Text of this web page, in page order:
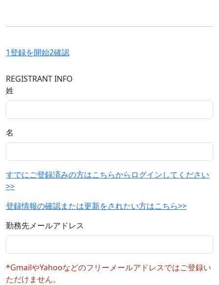
1登録を開始2確認
REGISTRANT INFO
姓
名
すでにご登録済みの方はこちらからログインしてください
>>
登録情報の確認または更新をされたい方はこちら>>
勤務先メールアドレス
*GmailやYahooなどのフリーメールアドレスではご登録い
ただけません。